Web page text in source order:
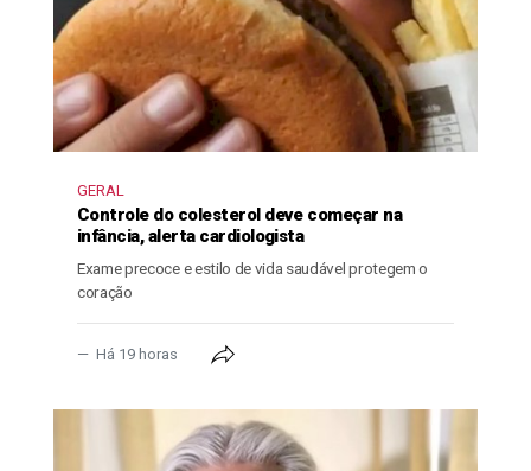
GERAL
Controle do colesterol deve começar na
infância, alerta cardiologista
Exame precoce e estilo de vida saudável protegem o
coração
Há 19 horas